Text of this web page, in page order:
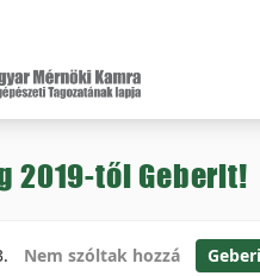
2019-től Geberit!
Nem szóltak hozzá